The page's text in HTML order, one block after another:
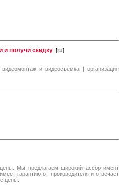
и получи скидку [ru]
и видеосъемка | организация
Мы предлагаем широкий ассортимент
гарантию от производителя и отвечает
цены.